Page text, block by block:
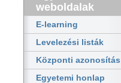
weboldalak
E-learning
Levelezési listák
Központi azonosítás
Egyetemi honlap